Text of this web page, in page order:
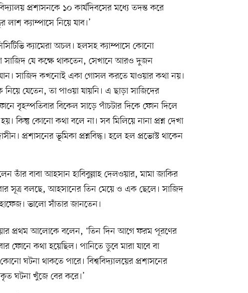
প্রশাসনকে ১০ কার্যদিবসের মধ্যে তদন্ত করে
লাশ ক্যাম্পাসে নিয়ে যাব।’
ক্যামেরা অচল। হলসহ ক্যাম্পাসে কোনো
সাজিদ যে কক্ষে থাকতেন, সেখানে আরও দুজন
সাজিদ কখনোই একা গোসল করতে যাওয়ার কথা নয়।
যেতেন, তা পাওয়া যায়নি। এ ছাড়া সাজিদের
বৃহস্পতিবার বিকেল সাড়ে পাঁচটার দিকে ফোন দিলে
কিন্তু কোনো কথা বলে না। সব মিলিয়ে নানা প্রশ্ন দেখা
প্রশাসনের ভূমিকা প্রশ্নবিদ্ধ। হলে হল প্রভোস্ট থাকেন
তাঁর বাবা আহসান হাবিবুল্লাহ দেলওয়ার, মামা জাকির
সূত্র বলছে, আহসানের তিন মেয়ে ও এক ছেলে। সাজিদ
ভালো সাঁতার জানতেন।
প্রথম আলোকে বলেন, ‘তিন দিন আগে ফরম পূরণের
ফোনে কথা হয়েছিল। পানিতে ডুবে মারা যাবে বা
ঘটনা থাকতে পারে। বিশ্ববিদ্যালয়ের প্রশাসনের
ঘটনা খুঁজে বের করে।’